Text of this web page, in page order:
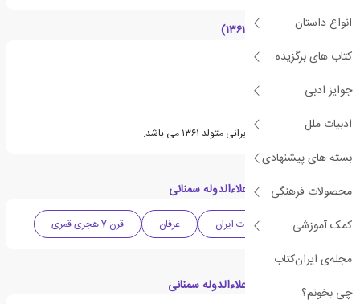
انواع داستان
کتاب های برگزیده
جوایز ادبی
ادبیات ملل
بسته های پیشنهادی
محصولات فرهنگی
کمک آموزشی
مجله‌ی ایران‌کتاب
چی بخونم؟
درباره حسین طاهری(۱۳۶۱‏‏‏‏‏‏‏‏‏)
حسین طاهری نویسنده ایرانی متولد ۱۳۶۱‏‏‏‏‏‏‏‏‏ می باشد.
دسته بندی های کتاب علاءالدوله سمنانی
فلسفی ادبیات ایران عرفان قرن 7 هجری قمری
قسمت هایی از کتاب علاءالدوله سمنانی